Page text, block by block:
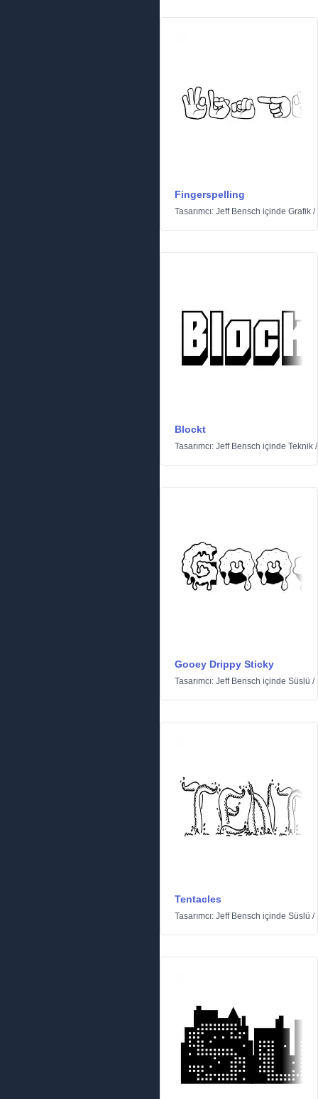
Fingerspelling
Tasarımcı: Jeff Bensch içinde Grafik /
Blockt
Tasarımcı: Jeff Bensch içinde Teknik
Gooey Drippy Sticky
Tasarımcı: Jeff Bensch içinde Süslü /
Tentacles
Tasarımcı: Jeff Bensch içinde Süslü /